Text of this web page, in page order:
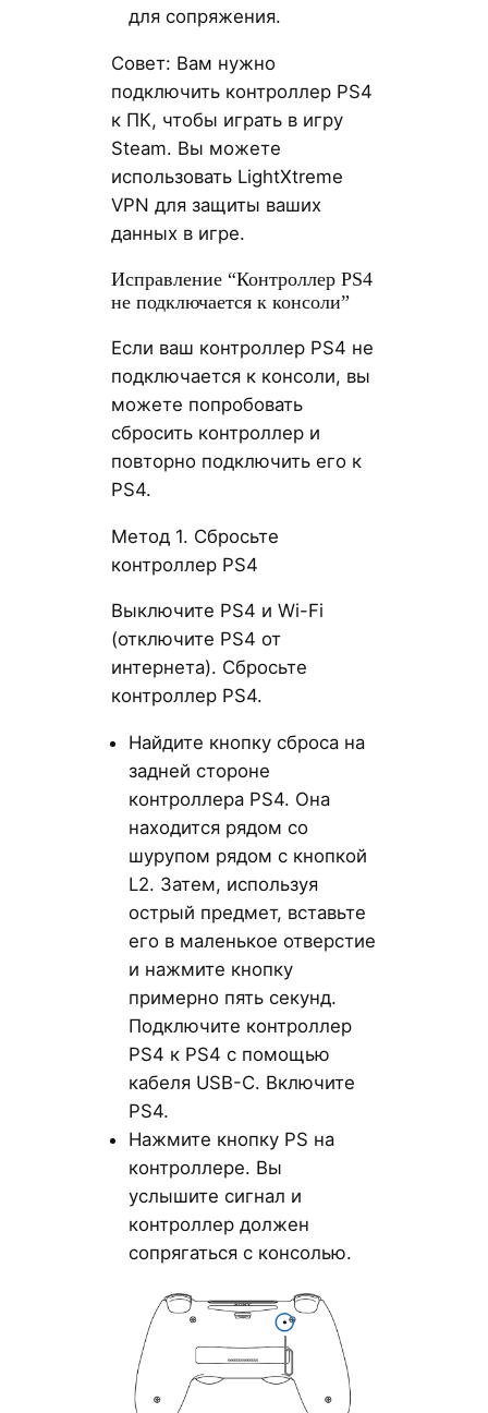
для сопряжения.
Совет: Вам нужно
подключить контроллер PS4
к ПК, чтобы играть в игру
Steam. Вы можете
использовать LightXtreme
VPN для защиты ваших
данных в игре.
Исправление “Контроллер PS4
не подключается к консоли”
Если ваш контроллер PS4 не
подключается к консоли, вы
можете попробовать
сбросить контроллер и
повторно подключить его к
PS4.
Метод 1. Сбросьте
контроллер PS4
Выключите PS4 и Wi-Fi
(отключите PS4 от
интернета). Сбросьте
контроллер PS4.
Найдите кнопку сброса на
задней стороне
контроллера PS4. Она
находится рядом со
шурупом рядом с кнопкой
L2. Затем, используя
острый предмет, вставьте
его в маленькое отверстие
и нажмите кнопку
примерно пять секунд.
Подключите контроллер
PS4 к PS4 с помощью
кабеля USB-C. Включите
PS4.
Нажмите кнопку PS на
контроллере. Вы
услышите сигнал и
контроллер должен
сопрягаться с консолью.